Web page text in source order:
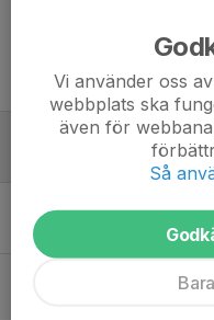
Tidigare nyheter
Uppstartsvecka
9 jun 2025 0
Uppstartsläger
0
Save the date! -
Vi använder oss
webbplats ska
även för
Så